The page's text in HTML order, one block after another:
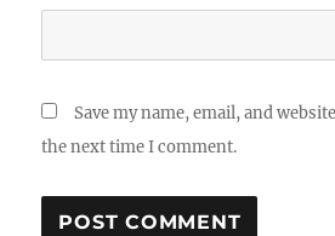
Save my name, email, and
the next time I comment.